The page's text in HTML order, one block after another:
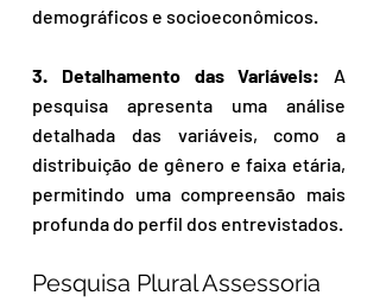
demográficos e socioeconômicos.
3. Detalhamento das Variáveis: A
pesquisa apresenta uma análise
detalhada das variáveis, como a
distribuição de gênero e faixa etária,
permitindo uma compreensão mais
profunda do perfil dos entrevistados.
Pesquisa Plural Assessoria